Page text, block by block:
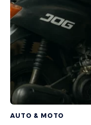
AUTO & MOTO